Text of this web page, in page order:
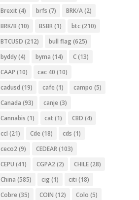
Brexit (4) brfs (7) BRK/A(2)
BRK/B (10) BSBR(1) btc(210)
BTCUSD (212) bull flag (625)
byddy(4) byma (14) C(13)
CAAP (10) cac 40 (10)
cadusd (19) cafe (1) campo (5)
Canada (93) canje (3)
Cannabis (1) cat (1) CBD (4)
ccl (21) Cde (18) cds (1)
ceco2(9) CEDEAR(103)
CEPU (41) CGPA2(2) CHILE(28)
China (585) cig (1) citi (18)
Cobre (35) COIN (12) Colo (5)